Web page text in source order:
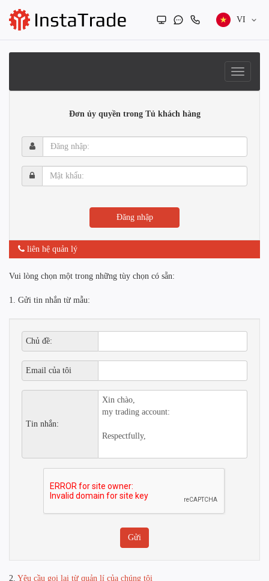
VI
Đơn ủy quyền trong Tủ khách hàng
Đăng
nhập:
Mật
khẩu:
Đăng nhập
liên hệ quản lý
Vui lòng chọn một trong những tùy chọn có sẵn:
1. Gửi tin nhắn từ mẫu:
Chủ đề:
Email của tôi
Tin nhắn:
2. Yêu cầu gọi lại từ quản lí của chúng tôi